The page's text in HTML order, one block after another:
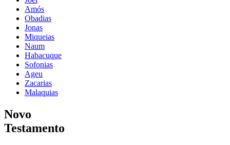
Amós
Obadias
Jonas
Miqueias
Naum
Habacuque
Sofonias
Ageu
Zacarias
Malaquias
Novo
Testamento